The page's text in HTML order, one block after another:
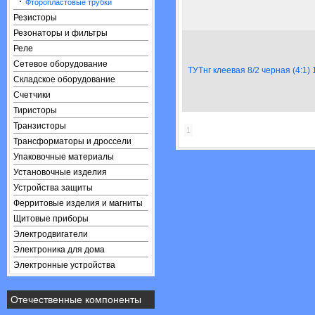
Фторопластовые трубки
Резисторы
Резонаторы и фильтры
Реле
Сетевое оборудование
Складское оборудование
Счетчики
Тиристоры
Транзисторы
Трансформаторы и дроссели
Упаковочные материалы
Установочные изделия
Устройства защиты
Ферритовые изделия и магниты
Щитовые приборы
Электродвигатели
Электроника для дома
Электронные устройства
Отечественные компоненты
ТУТнг клеевая 8/2 черная (4:1)
1